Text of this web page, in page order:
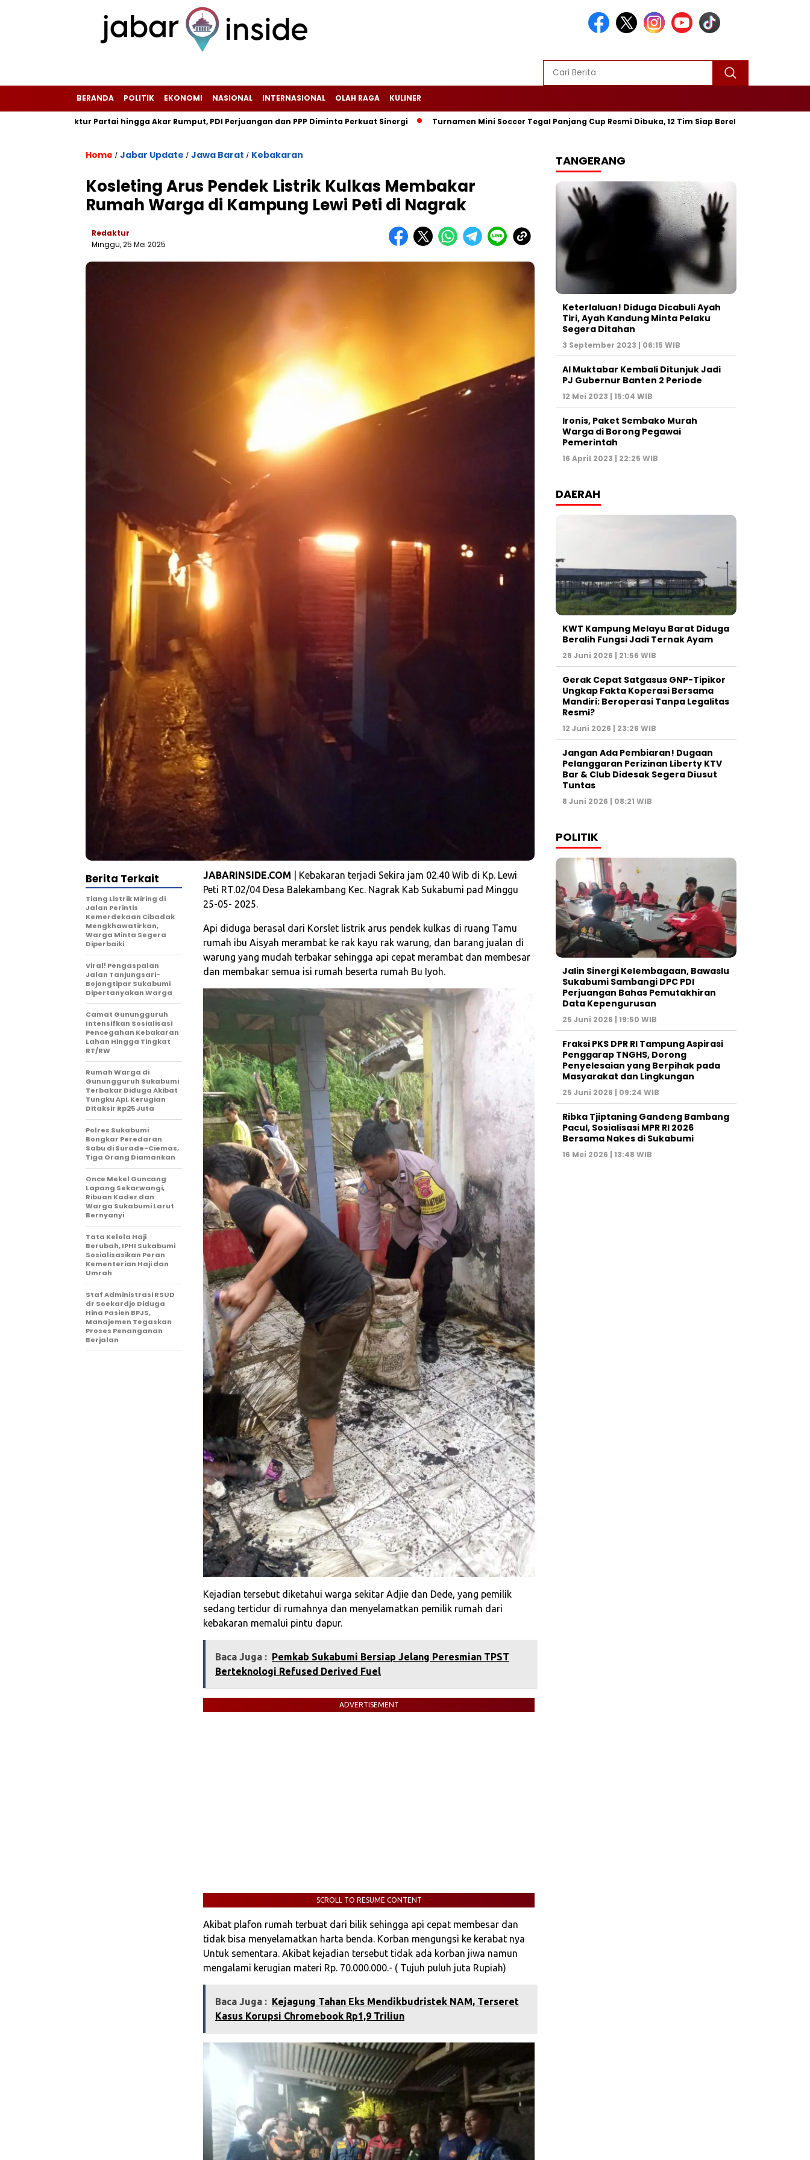
BERANDA POLITIK EKONOMI NASIONAL INTERNASIONAL OLAH RAGA KULINER
Partai hingga Akar Rumput, PDI Perjuangan dan PPP Diminta Perkuat Sinergi Turnamen Mini Soccer Tegal Panjang Cup Resmi Dibuka, 12 Tim Siap Berebut Gelar Juara
Home / Jabar Update / Jawa Barat / Kebakaran
Kosleting Arus Pendek Listrik Kulkas Membakar
Rumah Warga di Kampung Lewi Peti di Nagrak
Redaktur
Minggu, 25 Mei 2025
JABARINSIDE.COM | Kebakaran terjadi Sekira jam 02.40 Wib di Kp. Lewi
Peti RT.02/04 Desa Balekambang Kec. Nagrak Kab Sukabumi pad Minggu
25-05- 2025.
Api diduga berasal dari Korslet listrik arus pendek kulkas di ruang Tamu
rumah ibu Aisyah merambat ke rak kayu rak warung, dan barang jualan di
warung yang mudah terbakar sehingga api cepat merambat dan membesar
dan membakar semua isi rumah beserta rumah Bu Iyoh.
Kejadian tersebut diketahui warga sekitar Adjie dan Dede, yang pemilik
sedang tertidur di rumahnya dan menyelamatkan pemilik rumah dari
kebakaran memalui pintu dapur.
Baca Juga : Pemkab Sukabumi Bersiap Jelang Peresmian TPST
Berteknologi Refused Derived Fuel
ADVERTISEMENT
SCROLL TO RESUME CONTENT
Akibat plafon rumah terbuat dari bilik sehingga api cepat membesar dan
tidak bisa menyelamatkan harta benda. Korban mengungsi ke kerabat nya
Untuk sementara. Akibat kejadian tersebut tidak ada korban jiwa namun
mengalami kerugian materi Rp. 70.000.000.- ( Tujuh puluh juta Rupiah)
Baca Juga :
‎Kejagung Tahan Eks Mendikbudristek NAM, Terseret
Kasus Korupsi Chromebook Rp1,9 Triliun‎
Berita Terkait
Tiang Listrik Miring di
Jalan Perintis
Kemerdekaan Cibadak
Mengkhawatirkan,
Warga Minta Segera
Diperbaiki
Viral! Pengaspalan
Jalan Tanjungsari-
Bojongtipar Sukabumi
Dipertanyakan Warga
‎‎Camat Gunungguruh
Intensifkan Sosialisasi
Pencegahan Kebakaran
Lahan Hingga Tingkat
RT/RW‎
‎Rumah Warga di
Gunungguruh Sukabumi
Terbakar Diduga Akibat
Tungku Api, Kerugian
Ditaksir Rp25 Juta
Polres Sukabumi
Bongkar Peredaran
Sabu di Surade-Ciemas,
Tiga Orang Diamankan
Once Mekel Guncang
Lapang Sekarwangi,
Ribuan Kader dan
Warga Sukabumi Larut
Bernyanyi
Tata Kelola Haji
Berubah, IPHI Sukabumi
Sosialisasikan Peran
Kementerian Haji dan
Umrah
Staf Administrasi RSUD
dr Soekardjo Diduga
Hina Pasien BPJS,
Manajemen Tegaskan
Proses Penanganan
Berjalan
TANGERANG
Keterlaluan! Diduga Dicabuli Ayah
Tiri, Ayah Kandung Minta Pelaku
Segera Ditahan
3 September 2023 | 06:15 WIB
Al Muktabar Kembali Ditunjuk Jadi
PJ Gubernur Banten 2 Periode
12 Mei 2023 | 15:04 WIB
Ironis, Paket Sembako Murah
Warga di Borong Pegawai
Pemerintah
16 April 2023 | 22:25 WIB
DAERAH
KWT Kampung Melayu Barat Diduga
Beralih Fungsi Jadi Ternak Ayam
28 Juni 2026 | 21:56 WIB
Gerak Cepat Satgasus GNP-Tipikor
Ungkap Fakta Koperasi Bersama
Mandiri: Beroperasi Tanpa Legalitas
Resmi?
12 Juni 2026 | 23:26 WIB
Jangan Ada Pembiaran! Dugaan
Pelanggaran Perizinan Liberty KTV
Bar & Club Didesak Segera Diusut
Tuntas
8 Juni 2026 | 08:21 WIB
POLITIK
Jalin Sinergi Kelembagaan, Bawaslu
Sukabumi Sambangi DPC PDI
Perjuangan Bahas Pemutakhiran
Data Kepengurusan
25 Juni 2026 | 19:50 WIB
‎Fraksi PKS DPR RI Tampung Aspirasi
Penggarap TNGHS, Dorong
Penyelesaian yang Berpihak pada
Masyarakat dan Lingkungan‎
25 Juni 2026 | 09:24 WIB
Ribka Tjiptaning Gandeng Bambang
Pacul, Sosialisasi MPR RI 2026
Bersama Nakes di Sukabumi
16 Mei 2026 | 13:48 WIB